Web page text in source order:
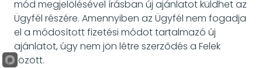
mód megjelölésével írásban új ajánlatot küldhet az
Ügyfél részére. Amennyiben az Ügyfél nem fogadja
el a módosított fizetési módot tartalmazó új
ajánlatot, úgy nem jön létre szerződés a Felek
között.